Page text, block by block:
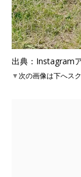
出典：Instagram
▼次の画像は下へス